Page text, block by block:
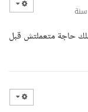
حاجة متعملتش قبل